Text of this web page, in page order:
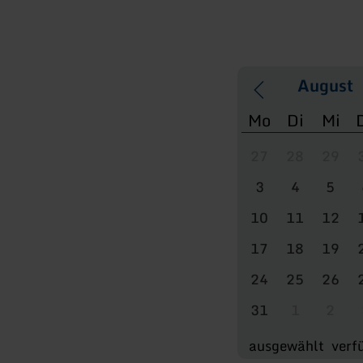
Mo Di Mi
3
4 5
10
11 12
17
18 19
24
25 26
31
ausgewählt